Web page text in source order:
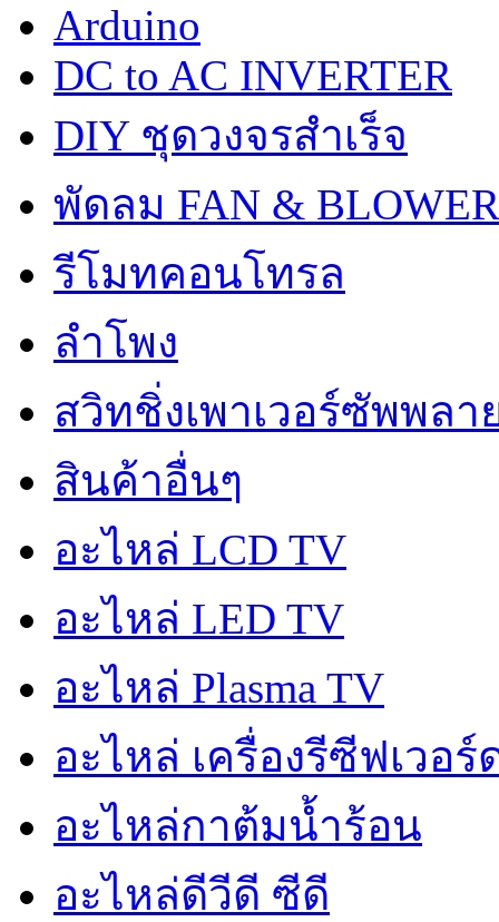
Arduino
DC to AC INVERTER
DIY ชุดวงจรสำเร็จ
พัดลม FAN & BLOWER
รีโมทคอนโทรล
ลำโพง
สวิทชิ่งเพาเวอร์ซัพพลา
สินค้าอื่นๆ
อะไหล่ LCD TV
อะไหล่ LED TV
อะไหล่ Plasma TV
อะไหล่ เครื่องรีซีฟเวอร์
อะไหล่กาต้มน้ำร้อน
อะไหล่ดีวีดี ซีดี